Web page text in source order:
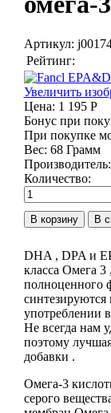
Артикул:
Рейтинг:
Увеличить
Цена: 1 195 Р
Бонус при
При покупке
Вес: 68 Грамм
Производитель:
Количество:
В корзину
DHA , DPA и
класса Омега
полноценного
синтезируются
употреблении
Не всегда нам
поэтому
добавки .
Омега-3
серого